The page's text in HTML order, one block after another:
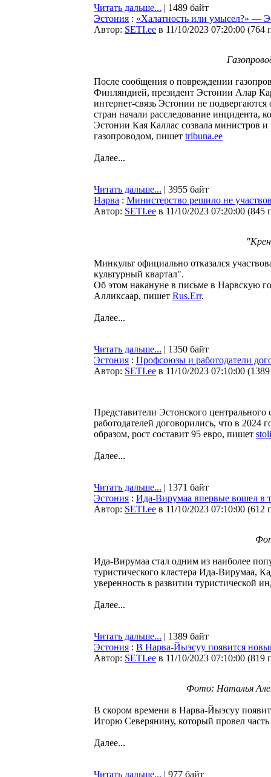
Читать дальше... | 1489 байт
Эстония : «Халатность или умысел?» —
Автор: SETI.ee в 11/10/2023 07:20:00 (764
После сообщения о повреждении
Финляндией, президент Эстонии Алар
интернет-связь Эстонии не
стран начали расследование инцидента,
Эстонии Кая Каллас созвала министров
газопроводом, пишет tribuna.ee
Далее...
Читать дальше... | 3955 байт
Нарва : Министерство решило не
Автор: SETI.ee в 11/10/2023 07:20:00 (845
Минкульт официально отказался
культурный квартал".
Об этом накануне в письме в Нарвскую
Алликсаар, пишет Rus.Err.
Далее...
Читать дальше... | 1350 байт
Эстония : Профсоюзы и работодатели
Автор: SETI.ee в 11/10/2023 07:10:00 (
Представители Эстонского
работодателей договорились, что в 2024
образом, рост составит 95 евро, пишет
Далее...
Читать дальше... | 1371 байт
Эстония : Ида-Вирумаа впервые вошел в
Автор: SETI.ee в 11/10/2023 07:10:00 (612
Ида-Вирумаа стал одним из наиболее
туристического кластера Ида-Вирумаа,
уверенность в развитии туристической
Далее...
Читать дальше... | 1389 байт
Эстония : В Нарва-Йыэсуу появится
Автор: SETI.ee в 11/10/2023 07:10:00 (819
Фото: Наталья
В скором времени в Нарва-Йыэсуу
Игорю Северянину, который провел
Далее...
Читать дальше... | 977 байт